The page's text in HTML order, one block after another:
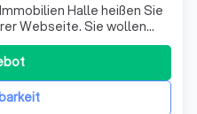
Halle heißen Sie
Webseite. Sie wollen
eine Wohnung vermieten?
Sie einem der
– ganz gleich, ob Sie